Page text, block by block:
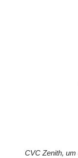
CVC Zenith, um